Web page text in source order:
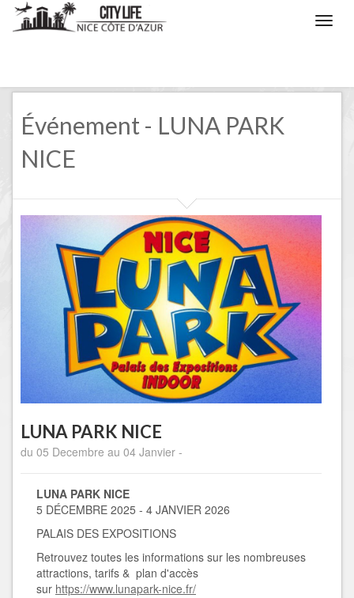
Événement - LUNA PARK
NICE
LUNA PARK NICE
du 05 Decembre au 04 Janvier -
LUNA PARK NICE
5 DÉCEMBRE 2025 - 4 JANVIER 2026
PALAIS DES EXPOSITIONS
Retrouvez toutes les informations sur les nombreuses
attractions, tarifs & plan d'accès
sur https://www.lunapark-nice.fr/